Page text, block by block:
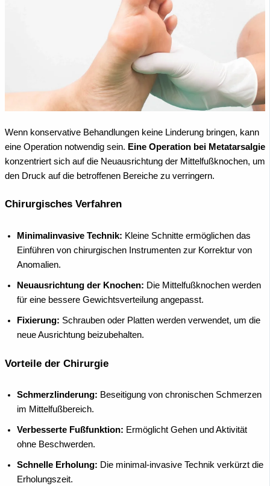
Wenn konservative Behandlungen keine Linderung bringen, kann
eine Operation notwendig sein. Eine Operation bei Metatarsalgie
konzentriert sich auf die Neuausrichtung der Mittelfußknochen, um
den Druck auf die betroffenen Bereiche zu verringern.
Chirurgisches Verfahren
Minimalinvasive Technik: Kleine Schnitte ermöglichen das
Einführen von chirurgischen Instrumenten zur Korrektur von
Anomalien.
Neuausrichtung der Knochen: Die Mittelfußknochen werden
für eine bessere Gewichtsverteilung angepasst.
Fixierung: Schrauben oder Platten werden verwendet, um die
neue Ausrichtung beizubehalten.
Vorteile der Chirurgie
Schmerzlinderung: Beseitigung von chronischen Schmerzen
im Mittelfußbereich.
Verbesserte Fußfunktion: Ermöglicht Gehen und Aktivität
ohne Beschwerden.
Schnelle Erholung: Die minimal-invasive Technik verkürzt die
Erholungszeit.